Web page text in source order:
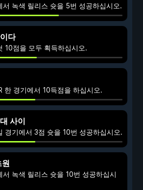
서 녹색 릴리스 슛을 5번 성공하십시오.
다
10점을 모두 획득하십시오.
한 경기에서 10득점을 하십시오.
사이
경기에서 3점 슛을 10번 성공하십시오.
서 녹색 릴리스 슛을 10번 성공하십시